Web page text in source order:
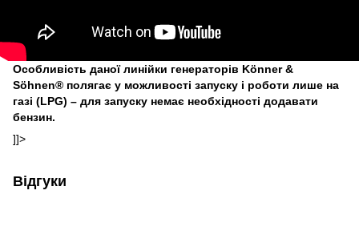
Особливість даної линійки генераторів Könner &
Söhnen® полягає у можливості запуску і роботи лише на
газі (LPG) – для запуску немає необхідності додавати
бензин.
]]>
Відгуки